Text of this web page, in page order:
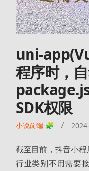
uni-
程序时，
SDK权限
小说前端 🧩
截至目前，抖音小
行业类别不用需要